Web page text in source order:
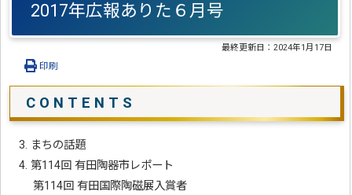
2017年広報ありた６月号
最終更新日：2024年1月17日
印刷
C O N T E N T S
3. まちの話題
4. 第114回 有田陶器市レポート
第114回 有田国際陶磁展入賞者